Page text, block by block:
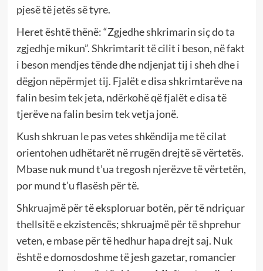
pjesë të jetës së tyre.
Heret është thënë: “Zgjedhe shkrimarin siç do ta
zgjedhje mikun”. Shkrimtarit të cilit i beson, në fakt
i beson mendjes tënde dhe ndjenjat tij i sheh dhe i
dëgjon nëpërmjet tij. Fjalët e disa shkrimtarëve na
falin besim tek jeta, ndërkohë që fjalët e disa të
tjerëve na falin besim tek vetja jonë.
Kush shkruan le pas vetes shkëndija me të cilat
orientohen udhëtarët në rrugën drejtë së vërtetës.
Mbase nuk mund t’ua tregosh njerëzve të vërtetën,
por mund t’u flasësh për të.
Shkruajmë për të eksploruar botën, për të ndriçuar
thellsitë e ekzistencës; shkruajmë për të shprehur
veten, e mbase për të hedhur hapa drejt saj. Nuk
është e domosdoshme të jesh gazetar, romancier